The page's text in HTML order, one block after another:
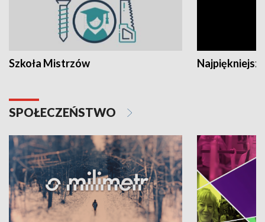
Szkoła Mistrzów
SPOŁECZEŃSTWO